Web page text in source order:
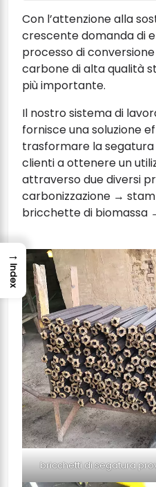
Con l’attenzione alla
crescente domanda di
processo di
carbone di alta qualità
più importante.
Il nostro sistema di
fornisce una soluzione
trasformare la
clienti a ottenere un
attraverso due diversi
carbonizzazione →
bricchette di biomassa
bricchetti di segatura
→
Index